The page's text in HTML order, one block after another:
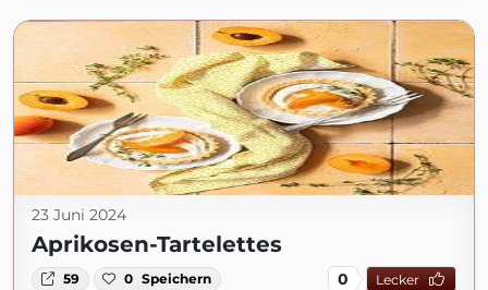
23 Juni 2024
Aprikosen-Tartelettes
59 0 Speichern 0 Lecker